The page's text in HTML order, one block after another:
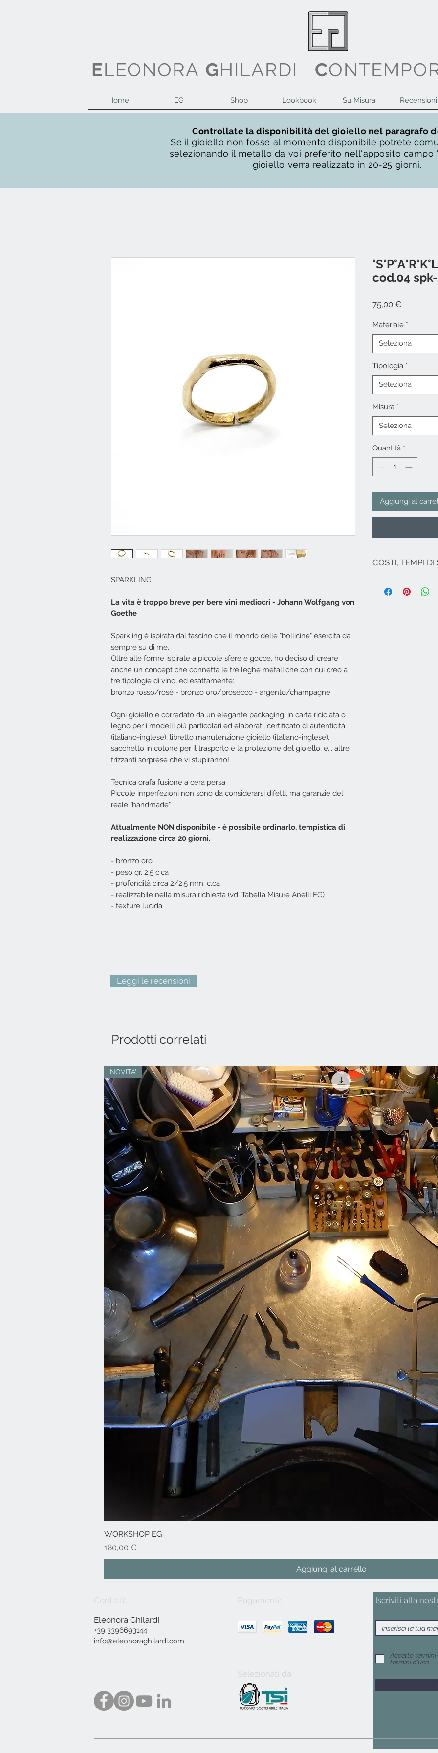
ELEONORA GHILARDI C
Home EG Shop Lookbook Su Misura Recensioni
Controllate la disponibilità del gioiello nel paragrafo
Se il gioiello non fosse al momento disponibile potrete
selezionando il metallo da voi preferito nell'apposito campo
gioiello verrà realizzato in 20-25 giorni.
SPARKLING
La vita è troppo breve per bere vini mediocri - Johann Wolfgang von
Goethe
Sparkling è ispirata dal fascino che il mondo delle "bollicine" esercita da
sempre su di me.
Oltre alle forme ispirate a piccole sfere e gocce, ho deciso di creare
anche un concept che connetta le tre leghe metalliche con cui creo a
tre tipologie di vino, ed esattamente:
bronzo rosso/rosé - bronzo oro/prosecco - argento/champagne.
Ogni gioiello è corredato da un elegante packaging, in carta riciclata o
legno per i modelli più particolari ed elaborati, certificato di autenticità
(italiano-inglese), libretto manutenzione gioiello (italiano-inglese),
sacchetto in cotone per il trasporto e la protezione del gioiello, e... altre
frizzanti sorprese che vi stupiranno!
Tecnica orafa fusione a cera persa.
Piccole imperfezioni non sono da considerarsi difetti, ma garanzie del
reale "handmade".
Attualmente NON disponibile - è possibile ordinarlo, tempistica di
realizzazione circa 20 giorni.
- bronzo oro
- peso gr. 2,5 c.ca
- profondità circa 2/2,5 mm. c.ca
- realizzabile nella misura richiesta (vd. Tabella Misure Anelli EG)
- texture lucida.
cod.04
75,00 €
Materiale *
Seleziona
Tipologia *
Seleziona
Misura *
Seleziona
Quantità *
Aggiungi al
COSTI, TEMPI DI
Nel caso non ci
Leggi le recensioni
Prodotti correlati
NOVITA'
WORKSHOP EG
Prezzo
180,00 €
Aggiungi al carrello
Contatti:
Eleonora Ghilardi
+39 3396693144
info@eleonoraghilardi.com
Pagamenti: Iscriviti alla
Accetto termini
termini d'uso
Selezionati da